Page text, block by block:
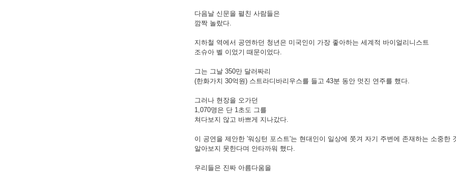
다음날 신문을 펼친 사람들은
깜짝 놀랐다.
지하철 역에서 공연하던 청년은 미국인이 가장 좋아하는 세계적 바이얼리니스트
조슈아 벨 이었기 때문이었다.
그는 그날 350만 달러짜리
(한화가치 30억원) 스트라디바리우스를 들고 43분 동안 멋진 연주를 했다.
그러나 현장을 오가던
1,070명은 단 1초도 그를
쳐다보지 않고 바쁘게 지나갔다.
이 공연을 제안한 '워싱턴 포스트'는 현대인이 일상에 쫏겨 자기 주변에 존재하는 소중한
알아보지 못한다며 안타까워 했다.
우리들은 진짜 아름다움을